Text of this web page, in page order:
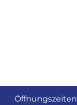
Öffnungszeiten